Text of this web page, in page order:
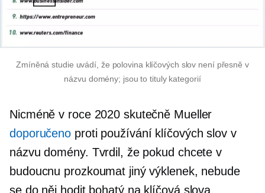
Zmíněná studie uvádí, že polovina klíčových slov není přesně v
názvu domény; jsou to tituly kategorií
Nicméně v roce 2020 skutečně Mueller
doporučeno proti používání klíčových slov v
názvu domény. Tvrdil, že pokud chcete v
budoucnu prozkoumat jiný výklenek, nebude
se do něj hodit bohatý na klíčová slova